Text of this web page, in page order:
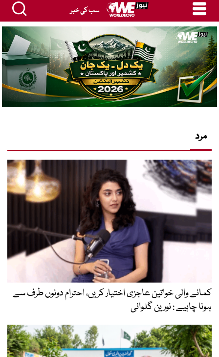
سب کی خبر
مرد
کمانے والی خواتین عاجزی اختیار کریں، احترام دونوں طرف سے
ہونا چاہیے : نورین گلوانی